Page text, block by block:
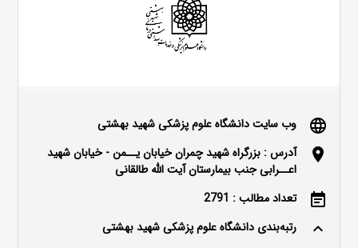
language وب سایت دانشگاه علوم پزشکی شهید بهشتی
location_on
آدرس : بزرگراه شهید چمران خیابان یــمن - خیابان شهید
اعــرابی جنب بیمارستان آیت الله طالقانی
event_note تعداد مطالب : 2791
keyboard_arrow_up رتبه‌بندی دانشگاه علوم پزشکی شهید بهشتی